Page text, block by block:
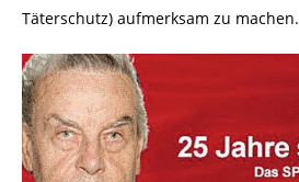
Täterschutz) aufmerksam zu machen.